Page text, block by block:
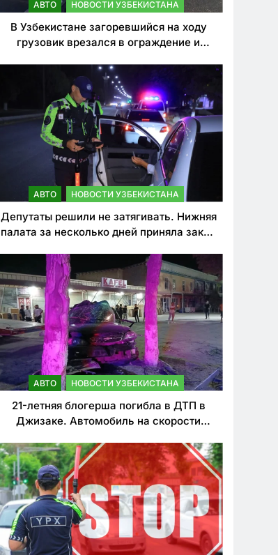
АВТО НОВОСТИ УЗБЕКИСТАНА
В Узбекистане загоревшийся на ходу
грузовик врезался в ограждение и
АВТО НОВОСТИ УЗБЕКИСТАНА
Депутаты решили не затягивать. Нижняя
палата за несколько дней приняла закон
нарушителей ПДД
АВТО НОВОСТИ УЗБЕКИСТАНА
21-летняя блогерша погибла в ДТП в
Джизаке. Автомобиль на скорости